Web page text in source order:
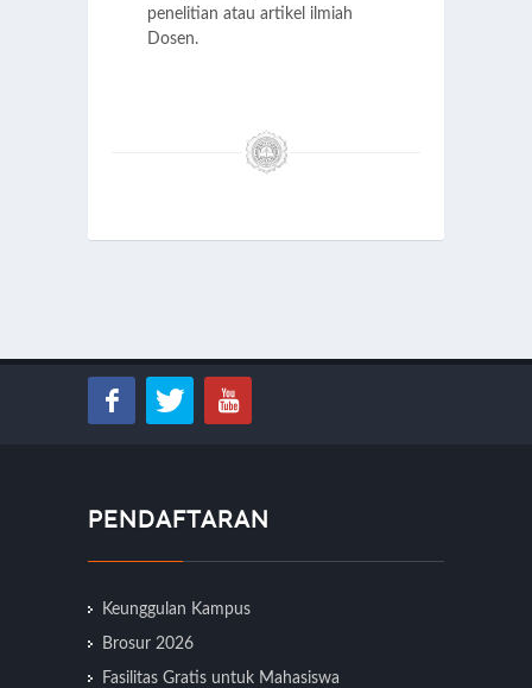
penelitian atau artikel ilmiah
Dosen.
PENDAFTARAN
Keunggulan Kampus
Brosur 2026
Fasilitas Gratis untuk Mahasiswa